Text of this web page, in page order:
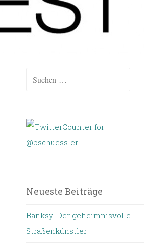
Suchen
Neueste Beiträge
Banksy: Der geheimnisvolle
Straßenkünstler